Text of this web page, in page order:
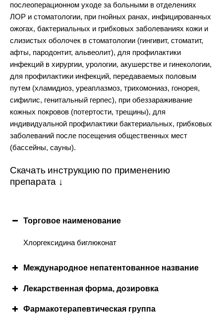
послеоперационном уходе за больными в отделениях
ЛОР и стоматологии, при гнойных ранах, инфицированных
ожогах, бактериальных и грибковых заболеваниях кожи и
слизистых оболочек в стоматологии (гингивит, стоматит,
афты, пародонтит, альвеолит), для профилактики
инфекций в хирургии, урологии, акушерстве и гинекологии,
для профилактики инфекций, передаваемых половым
путем (хламидиоз, уреаплазмоз, трихомониаз, гонорея,
сифилис, генитальный герпес), при обеззараживание
кожных покровов (потертости, трещины), для
индивидуальной профилактики бактериальных, грибковых
заболеваний после посещения общественных мест
(бассейны, сауны).
Скачать инструкцию по применению
препарата ↓
Торговое наименование
Хлоргексидина биглюконат
Международное непатентованное название
Лекарственная форма, дозировка
Фармакотерапевтичеcкая группа